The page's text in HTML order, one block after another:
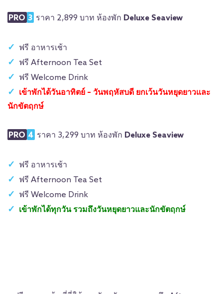
PRO 3 ราคา 2,899 บาท ห้องพัก Deluxe Seaview
ฟรี อาหารเช้า
ฟรี Afternoon Tea Set
ฟรี Welcome Drink
เข้าพักได้วันอาทิตย์ – วันพฤหัสบดี ยกเว้นวันหยุดยาวและ
นักขัตฤกษ์
PRO 4 ราคา 3,299 บาท ห้องพัก Deluxe Seaview
ฟรี อาหารเช้า
ฟรี Afternoon Tea Set
ฟรี Welcome Drink
เข้าพักได้ทุกวัน รวมถึงวันหยุดยาวและนักขัตฤกษ์